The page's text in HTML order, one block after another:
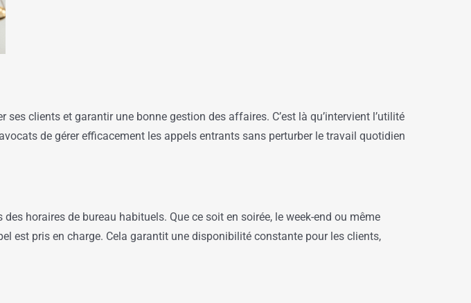
clients et garantir une bonne gestion des affaires. C’est là qu’intervient l’utilité
de gérer efficacement les appels entrants sans perturber le travail quotidien
horaires de bureau habituels. Que ce soit en soirée, le week-end ou même
est pris en charge. Cela garantit une disponibilité constante pour les clients,